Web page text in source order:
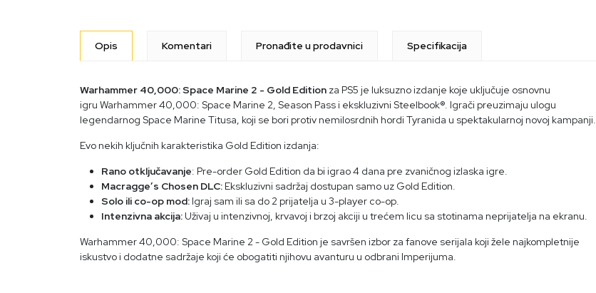
Opis Komentari Pronađite u prodavnici Specifikacija
Warhammer 40,000: Space Marine 2 - Gold Edition za PS5 je luksuzno izdanje koje uključuje osnovnu
igru Warhammer 40,000: Space Marine 2, Season Pass i ekskluzivni Steelbook®. Igrači preuzimaju ulogu
legendarnog Space Marine Titusa, koji se bori protiv nemilosrdnih hordi Tyranida u spektakularnoj novoj kampanji.
Evo nekih ključnih karakteristika Gold Edition izdanja:
Rano otključavanje: Pre-order Gold Edition da bi igrao 4 dana pre zvaničnog izlaska igre.
Macragge’s Chosen DLC: Ekskluzivni sadržaj dostupan samo uz Gold Edition.
Solo ili co-op mod: Igraj sam ili sa do 2 prijatelja u 3-player co-op.
Intenzivna akcija: Uživaj u intenzivnoj, krvavoj i brzoj akciji u trećem licu sa stotinama neprijatelja na ekranu.
Warhammer 40,000: Space Marine 2 - Gold Edition je savršen izbor za fanove serijala koji žele najkompletnije
iskustvo i dodatne sadržaje koji će obogatiti njihovu avanturu u odbrani Imperijuma.